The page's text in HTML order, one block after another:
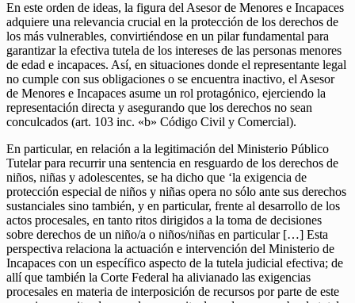
En este orden de ideas, la figura del Asesor de Menores e Incapaces
adquiere una relevancia crucial en la protección de los derechos de
los más vulnerables, convirtiéndose en un pilar fundamental para
garantizar la efectiva tutela de los intereses de las personas menores
de edad e incapaces. Así, en situaciones donde el representante legal
no cumple con sus obligaciones o se encuentra inactivo, el Asesor
de Menores e Incapaces asume un rol protagónico, ejerciendo la
representación directa y asegurando que los derechos no sean
conculcados (art. 103 inc. «b» Código Civil y Comercial).
En particular, en relación a la legitimación del Ministerio Público
Tutelar para recurrir una sentencia en resguardo de los derechos de
niños, niñas y adolescentes, se ha dicho que ‘la exigencia de
protección especial de niños y niñas opera no sólo ante sus derechos
sustanciales sino también, y en particular, frente al desarrollo de los
actos procesales, en tanto ritos dirigidos a la toma de decisiones
sobre derechos de un niño/a o niños/niñas en particular […] Esta
perspectiva relaciona la actuación e intervención del Ministerio de
Incapaces con un específico aspecto de la tutela judicial efectiva; de
allí que también la Corte Federal ha alivianado las exigencias
procesales en materia de interposición de recursos por parte de este